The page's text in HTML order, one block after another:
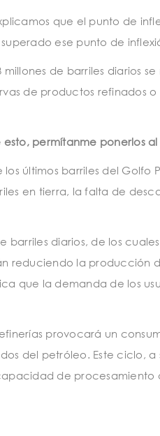
que el punto de
ese punto de
de barriles diarios se
de productos refinados o
permítanme ponerlos al
últimos barriles del Golfo
en tierra, la falta de
diarios, de los
reduciendo la producción
que la demanda de los
provocará un
del petróleo. Este ciclo, a
de procesamiento